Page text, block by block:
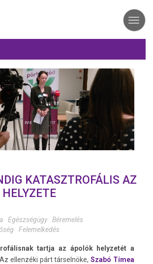
KATASZTROFÁLIS AZ
Egészségügy
Béremelés
Felemelkedés
tartja az ápolók helyzetét a
Az ellenzéki párt társelnöke,Szabó Tímea